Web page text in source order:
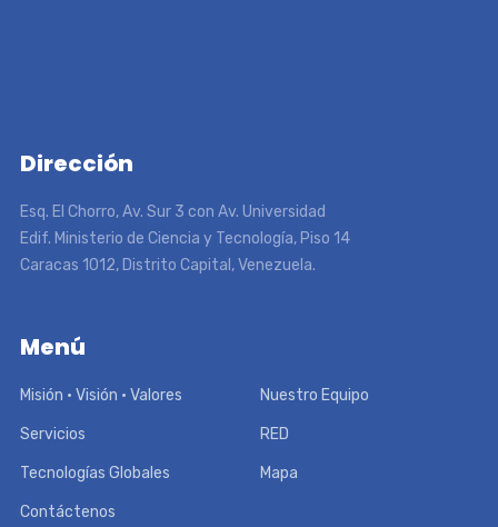
Dirección
Esq. El Chorro, Av. Sur 3 con Av. Universidad
Edif. Ministerio de Ciencia y Tecnología, Piso 14
Caracas 1012, Distrito Capital, Venezuela.
Menú
Misión • Visión • Valores Nuestro Equipo
Servicios RED
Tecnologías Globales Mapa
Contáctenos